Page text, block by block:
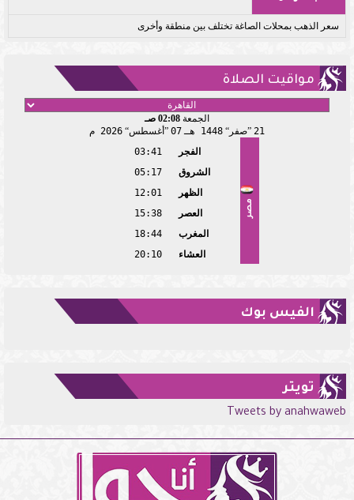
سعر الذهب بمحلات الصاغة تختلف بين منطقة وأخرى
مواقيت الصلاة
الجمعة 02:08 صـ
21
صفر 1448 هـ 07 أغسطس 2026 م
مصر
الفجر
03:41
الشروق
05:17
الظهر
12:01
العصر
15:38
المغرب
18:44
العشاء
20:10
الفيس بوك
تويتر
Tweets by anahwaweb